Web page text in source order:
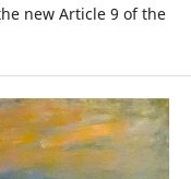
new Article 9 of the